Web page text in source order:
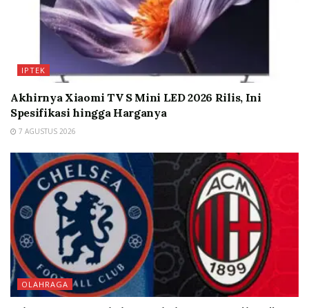
IPTEK
Akhirnya Xiaomi TV S Mini LED 2026 Rilis, Ini
Spesifikasi hingga Harganya
7 AGUSTUS 2026
OLAHRAGA